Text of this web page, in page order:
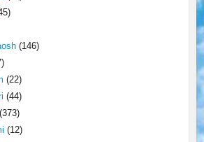
(146)
(22)
(44)
(373)
(12)